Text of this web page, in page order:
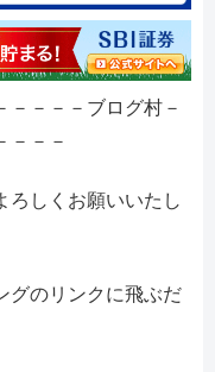
－－－－ブログ村－
－－－
ろしくお願いいたし
グのリンクに飛ぶだ